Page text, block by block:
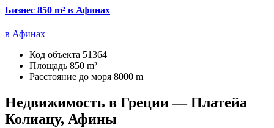
Бизнес 850 m² в Афинах
в Афинах
Код объекта 51364
Площадь 850 m²
Расстояние до моря 8000 m
Недвижимость в Греции — Платейа
Колиацу, Афины